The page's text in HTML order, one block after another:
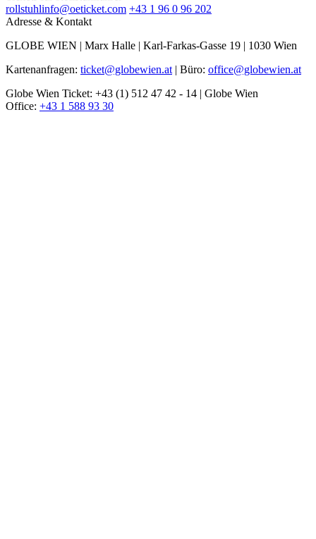
rollstuhlinfo@oeticket.com +43 1 96 0 96 202
Adresse & Kontakt
GLOBE WIEN | Marx Halle | Karl-Farkas-Gasse 19 | 1030 Wien
Kartenanfragen: ticket@globewien.at | Büro: office@globewien.at
Globe Wien Ticket: +43 (1) 512 47 42 - 14 | Globe Wien
Office: +43 1 588 93 30